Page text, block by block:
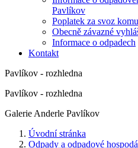
Pavlíkov
Poplatek za svoz
Obecně závazné
Informace o odpadech
Kontakt
Pavlíkov - rozhledna
Pavlíkov - rozhledna
Galerie Anderle Pavlíkov
Úvodní stránka
Odpady a odpadové